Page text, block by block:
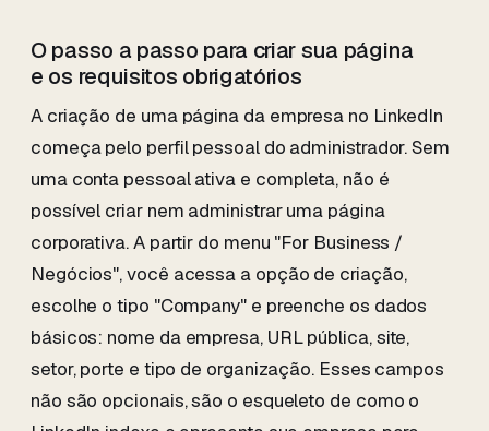
O passo a passo para criar sua página
e os requisitos obrigatórios
A criação de uma página da empresa no LinkedIn
começa pelo perfil pessoal do administrador. Sem
uma conta pessoal ativa e completa, não é
possível criar nem administrar uma página
corporativa. A partir do menu "For Business /
Negócios", você acessa a opção de criação,
escolhe o tipo "Company" e preenche os dados
básicos: nome da empresa, URL pública, site,
setor, porte e tipo de organização. Esses campos
não são opcionais, são o esqueleto de como o